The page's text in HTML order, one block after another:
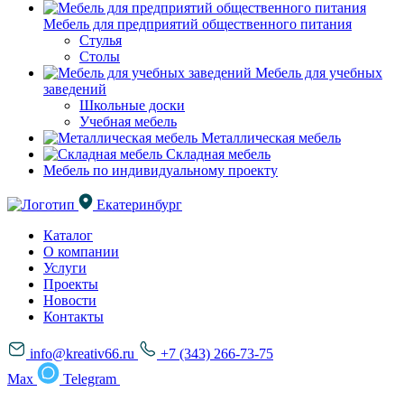
Мебель для предприятий общественного питания
Стулья
Столы
Мебель для учебных
заведений
Школьные доски
Учебная мебель
Металлическая мебель
Складная мебель
Мебель по индивидуальному проекту
Екатеринбург
Каталог
О компании
Услуги
Проекты
Новости
Контакты
info@kreativ66.ru
+7 (343) 266-73-75
Max
Telegram